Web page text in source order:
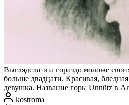
Выглядела она гораздо моложе
больше двадцати. Красивая,
девушка. Название горы Unnütz в
kostroma